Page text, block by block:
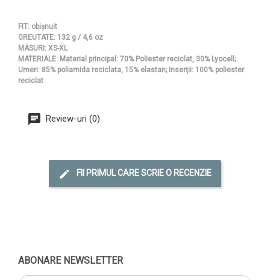
FIT: obișnuit
GREUTATE: 132 g / 4,6 oz
MASURI: XS-XL
MATERIALE: Material principal: 70% Poliester reciclat, 30% Lyocell;
Umeri: 85% poliamida reciclata, 15% elastan; Inserții: 100% poliester
reciclat
Review-uri (0)
FII PRIMUL CARE SCRIE O RECENZIE
ABONARE NEWSLETTER